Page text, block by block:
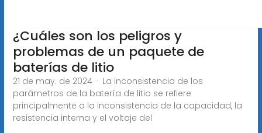
¿Cuáles son los peligros y
problemas de un paquete de
baterías de litio
21 de may. de 2024 · La inconsistencia de los
parámetros de la batería de litio se refiere
principalmente a la inconsistencia de la capacidad, la
resistencia interna y el voltaje del